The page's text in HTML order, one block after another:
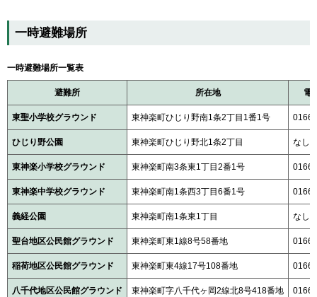
一時避難場所
一時避難場所一覧表
避難所 所在地 電
東聖小学校グラウンド 東神楽町ひじり野南1条2丁目1番1号
ひじり野公園 東神楽町ひじり野北1条2丁目 なし
東神楽小学校グラウンド 東神楽町南3条東1丁目2番1号
東神楽中学校グラウンド 東神楽町南1条西3丁目6番1号
義経公園 東神楽町南1条東1丁目 なし
聖台地区公民館グラウンド 東神楽町東1線8号58番地
稲荷地区公民館グラウンド 東神楽町東4線17号108番地
八千代地区公民館グラウンド 東神楽町字八千代ヶ岡2線北8号418番地